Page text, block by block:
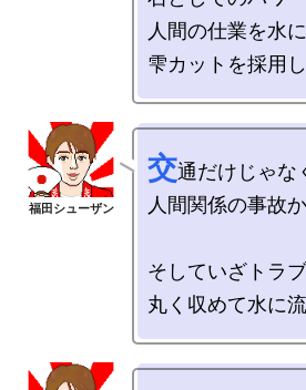
人間の仕業を水
交通だけじゃな
人間関係の事故
そしていざトラ